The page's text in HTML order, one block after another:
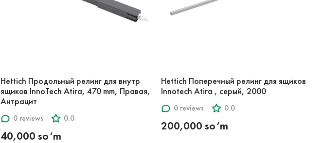
Hettich Продольный релинг для внутр
ящиков InnoTech Atira, 470 mm, Правая,
Антрацит
0 reviews 0.0
40,000 so‘m
Hettich Поперечный релинг для ящиков
Innotech Atira , серый, 2000
0 reviews 0.0
200,000 so‘m